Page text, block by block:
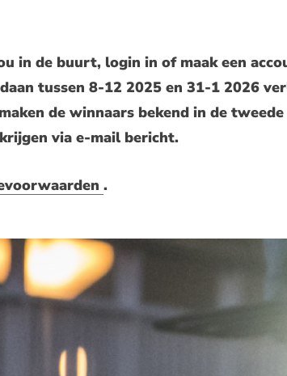
in de buurt, login in of maak een
tussen 8-12 2025 en 31-1 2026
de winnaars bekend in de
via e-mail bericht.
.